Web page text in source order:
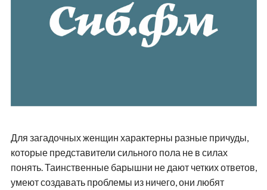
Для загадочных женщин характерны разные причуды,
которые представители сильного пола не в силах
понять. Таинственные барышни не дают четких ответов,
умеют создавать проблемы из ничего, они любят